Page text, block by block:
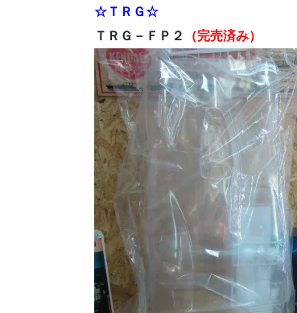
☆ＴＲＧ☆
ＴＲＧ－ＦＰ２
（完売済み）